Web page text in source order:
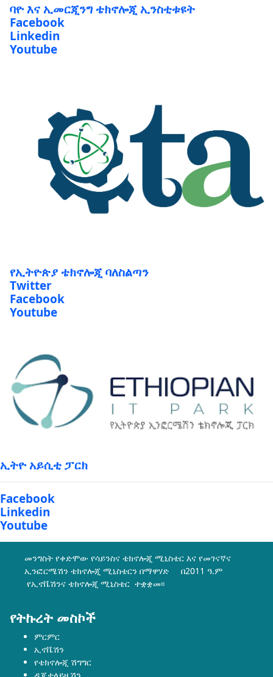
ባዮ እና ኢመርጂንግ ቴክኖሎጂ ኢንስቲቱዩት
Facebook
Linkedin
Youtube
የኢትዮጵያ ቴክኖሎጂ ባለስልጣን
Twitter
Facebook
Youtube
ኢትዮ አይሲቲ ፓርክ
Facebook
Linkedin
Youtube
መንግስት የቀድሞው የሳይንስና ቴክኖሎጂ ሚኒስቴር እና የመገናኛና
ኢንፎርሜሽን ቴክኖሎጂ ሚኒስቴርን በማዋሃድ በ2011 ዓ.ም
የኢኖቬሽንና ቴክኖሎጂ ሚኒስቴር ተቋቋመ፡፡
የትኩረት መስኮች
ምርምር
ኢኖቬሽን
የቴክኖሎጂ ሽግግር